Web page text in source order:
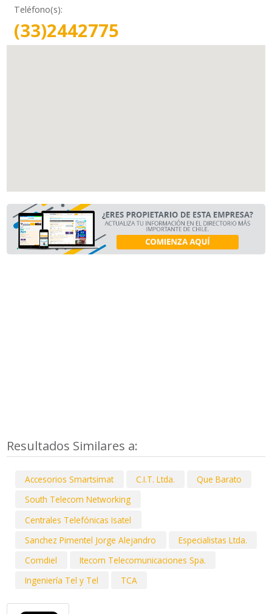
Teléfono(s):
(33)2442775
Resultados Similares a:
Accesorios Smartsimat C.I.T. Ltda.
Que Barato
South Telecom Networking
Centrales Telefónicas Isatel
Sanchez Pimentel Jorge Alejandro
Especialistas Ltda.
Comdiel
Itecom Telecomunicaciones Spa.
Ingeniería Tel y Tel
TCA